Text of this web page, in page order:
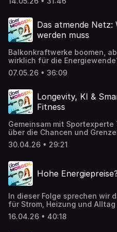
bis zur richtigen
Leasing aktuell sinnvoll sein
gebrauchte Modelle oft die
Wie groß ist die Angst vor
nachdenken.
Das atmende
werden muss
Balkonkraftwerke boomen,
wirklich für die
Ofenheusle vom
Kraftwerk über den aktuellen
um die EEG-Reform und die
„atmendes Netz“ der
um Eigenverbrauch,
heute absolut sinnvoll sein
07.05.26 • 36:09
Longevity, KI &
Fitness
Gemeinsam mit
über die Chancen und
Hype um Longevity und die
zählt, wenn man einfach
Ende der Folge gibt es eine
Podcast.
30.04.26 • 29:21
Hohe
In dieser Folge sprechen wir
für Strom, Heizung und
was das konkret für
einem Experten der
16.04.26 • 40:18